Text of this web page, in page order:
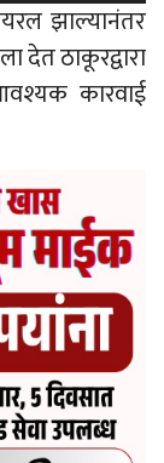
झाल्यानंतर
देत ठाकूरद्वारा
कारवाई